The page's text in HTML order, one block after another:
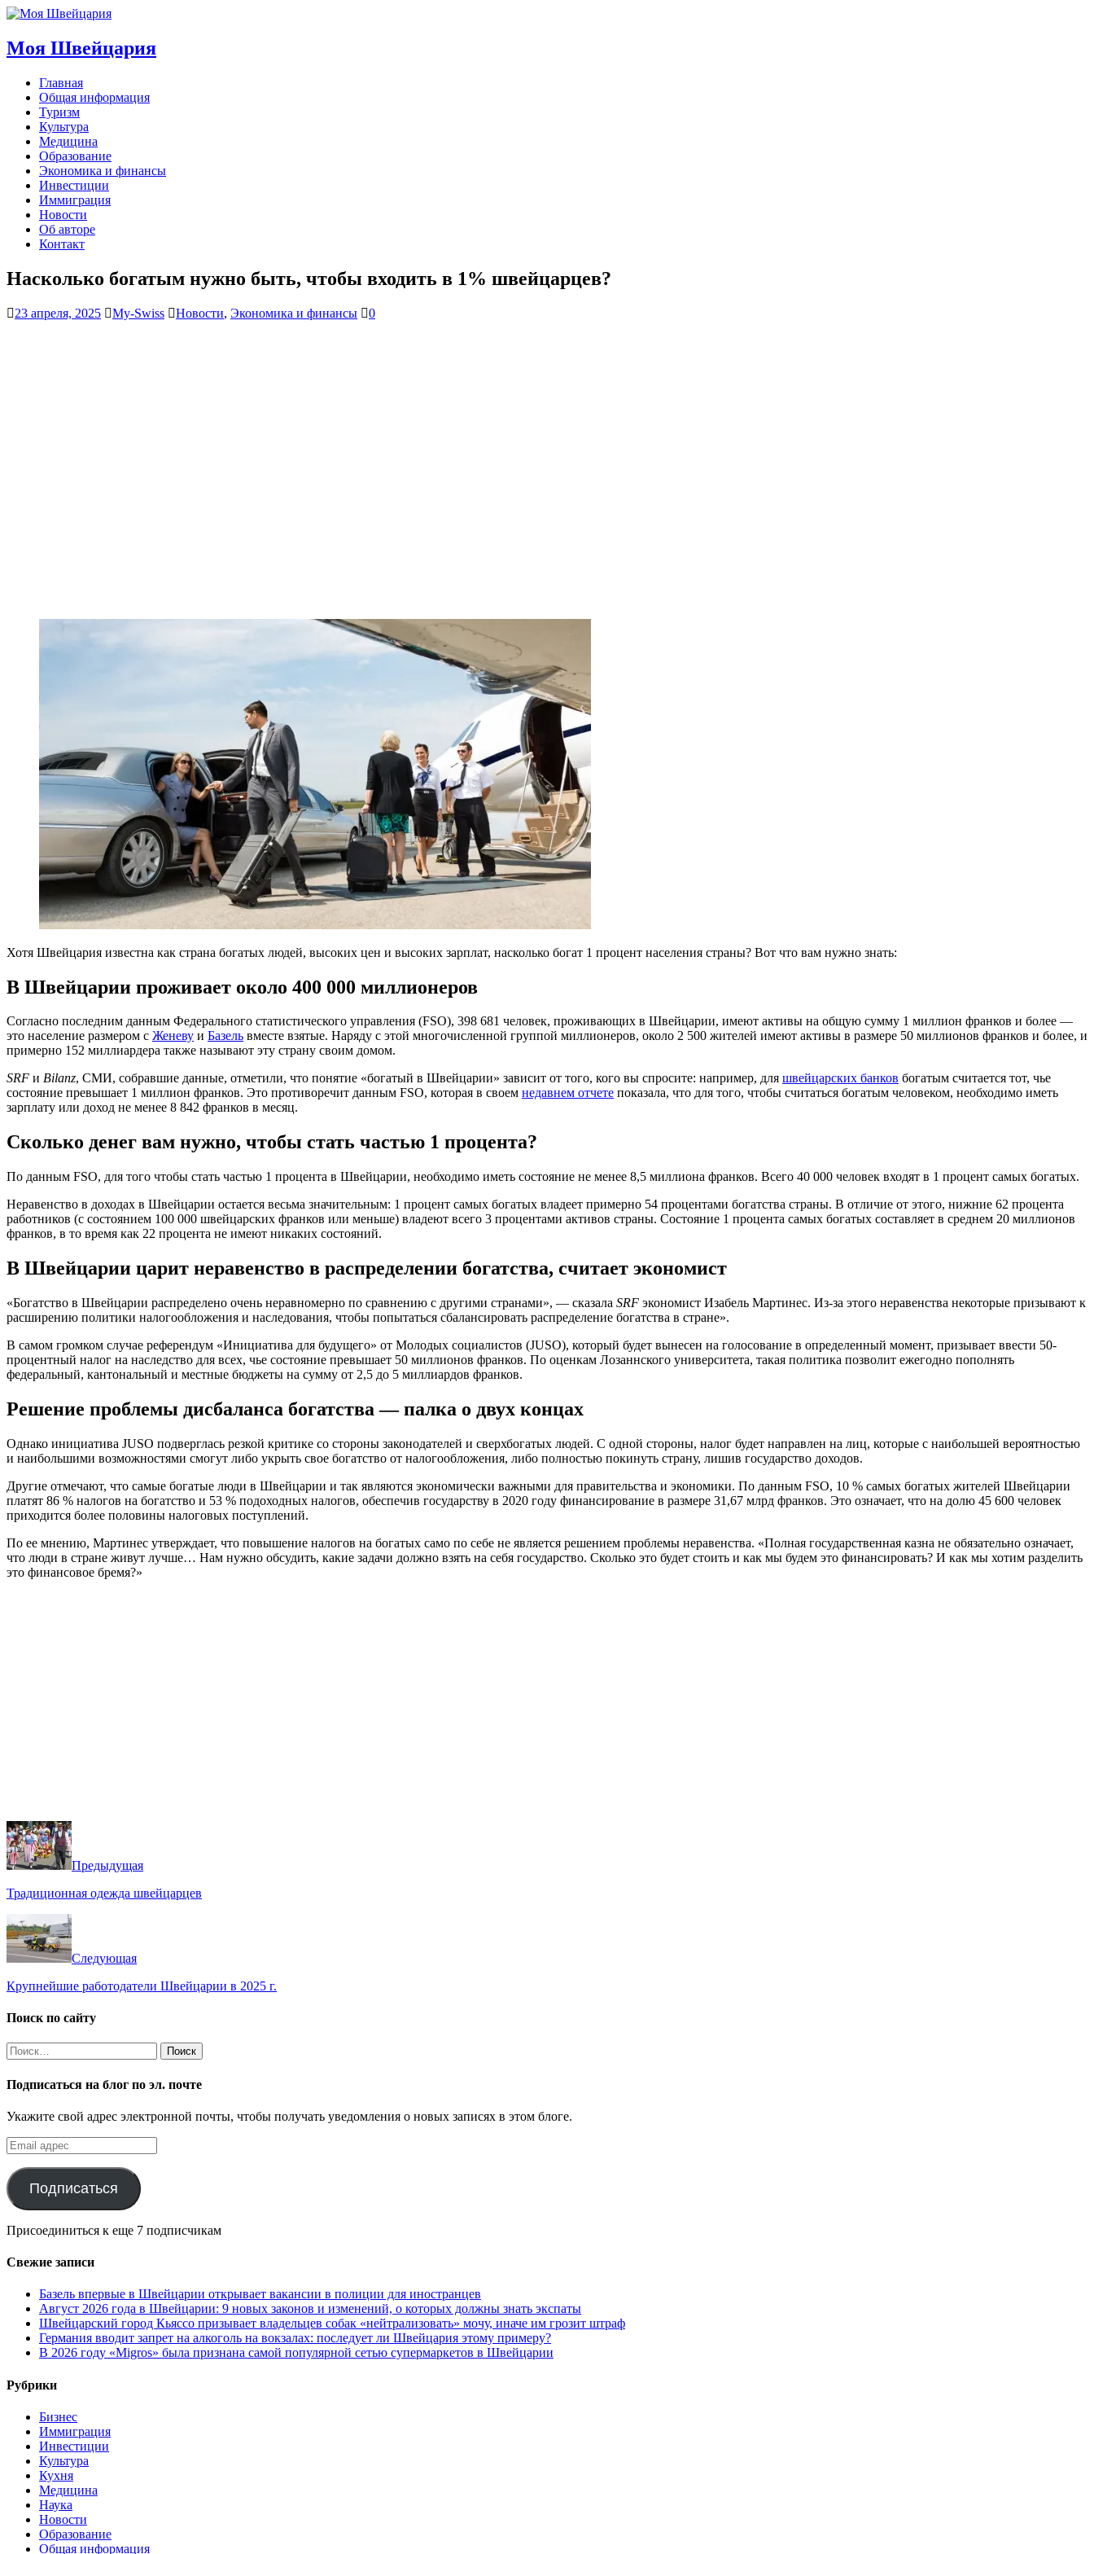
Моя Швейцария
Главная
Общая информация
Туризм
Культура
Медицина
Образование
Экономика и финансы
Инвестиции
Иммиграция
Новости
Об авторе
Контакт
Насколько богатым нужно быть, чтобы входить в 1% швейцарцев?
23 апреля, 2025 My-Swiss Новости, Экономика и финансы 0
Хотя Швейцария известна как страна богатых людей, высоких цен и высоких зарплат, насколько богат 1 процент населения страны? Вот что вам нужно знать:
В Швейцарии проживает около 400 000 миллионеров
Согласно последним данным Федерального статистического управления (FSO), 398 681 человек, проживающих в Швейцарии, имеют активы на общую сумму 1 миллион франков и более —
это население размером с Женеву и Базель вместе взятые. Наряду с этой многочисленной группой миллионеров, около 2 500 жителей имеют активы в размере 50 миллионов франков и более, и
примерно 152 миллиардера также называют эту страну своим домом.
SRF и Bilanz, СМИ, собравшие данные, отметили, что понятие «богатый в Швейцарии» зависит от того, кого вы спросите: например, для швейцарских банков богатым считается тот, чье
состояние превышает 1 миллион франков. Это противоречит данным FSO, которая в своем недавнем отчете показала, что для того, чтобы считаться богатым человеком, необходимо иметь
зарплату или доход не менее 8 842 франков в месяц.
Сколько денег вам нужно, чтобы стать частью 1 процента?
По данным FSO, для того чтобы стать частью 1 процента в Швейцарии, необходимо иметь состояние не менее 8,5 миллиона франков. Всего 40 000 человек входят в 1 процент самых богатых.
Неравенство в доходах в Швейцарии остается весьма значительным: 1 процент самых богатых владеет примерно 54 процентами богатства страны. В отличие от этого, нижние 62 процента
работников (с состоянием 100 000 швейцарских франков или меньше) владеют всего 3 процентами активов страны. Состояние 1 процента самых богатых составляет в среднем 20 миллионов
франков, в то время как 22 процента не имеют никаких состояний.
В Швейцарии царит неравенство в распределении богатства, считает экономист
«Богатство в Швейцарии распределено очень неравномерно по сравнению с другими странами», — сказала SRF экономист Изабель Мартинес. Из-за этого неравенства некоторые призывают к
расширению политики налогообложения и наследования, чтобы попытаться сбалансировать распределение богатства в стране».
В самом громком случае референдум «Инициатива для будущего» от Молодых социалистов (JUSO), который будет вынесен на голосование в определенный момент, призывает ввести 50-
процентный налог на наследство для всех, чье состояние превышает 50 миллионов франков. По оценкам Лозаннского университета, такая политика позволит ежегодно пополнять
федеральный, кантональный и местные бюджеты на сумму от 2,5 до 5 миллиардов франков.
Решение проблемы дисбаланса богатства — палка о двух концах
Однако инициатива JUSO подверглась резкой критике со стороны законодателей и сверхбогатых людей. С одной стороны, налог будет направлен на лиц, которые с наибольшей вероятностью
и наибольшими возможностями смогут либо укрыть свое богатство от налогообложения, либо полностью покинуть страну, лишив государство доходов.
Другие отмечают, что самые богатые люди в Швейцарии и так являются экономически важными для правительства и экономики. По данным FSO, 10 % самых богатых жителей Швейцарии
платят 86 % налогов на богатство и 53 % подоходных налогов, обеспечив государству в 2020 году финансирование в размере 31,67 млрд франков. Это означает, что на долю 45 600 человек
приходится более половины налоговых поступлений.
По ее мнению, Мартинес утверждает, что повышение налогов на богатых само по себе не является решением проблемы неравенства. «Полная государственная казна не обязательно означает,
что люди в стране живут лучше… Нам нужно обсудить, какие задачи должно взять на себя государство. Сколько это будет стоить и как мы будем это финансировать? И как мы хотим разделить
это финансовое бремя?»
Предыдущая
Традиционная одежда швейцарцев
Следующая
Крупнейшие работодатели Швейцарии в 2025 г.
Поиск по сайту
Найти:
Подписаться на блог по эл. почте
Укажите свой адрес электронной почты, чтобы получать уведомления о новых записях в этом блоге.
Email
адрес
Подписаться
Присоединиться к еще 7 подписчикам
Свежие записи
Базель впервые в Швейцарии открывает вакансии в полиции для иностранцев
Август 2026 года в Швейцарии: 9 новых законов и изменений, о которых должны знать экспаты
Швейцарский город Кьяссо призывает владельцев собак «нейтрализовать» мочу, иначе им грозит штраф
Германия вводит запрет на алкоголь на вокзалах: последует ли Швейцария этому примеру?
В 2026 году «Migros» была признана самой популярной сетью супермаркетов в Швейцарии
Рубрики
Бизнес
Иммиграция
Инвестиции
Культура
Кухня
Медицина
Наука
Новости
Образование
Общая информация